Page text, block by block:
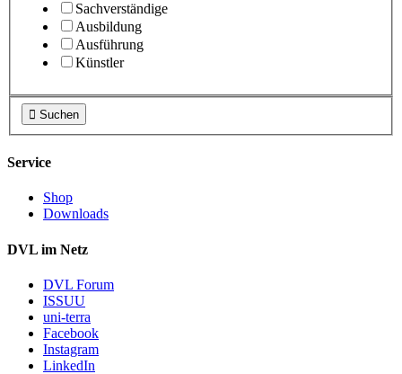
Sachverständige
Ausbildung
Ausführung
Künstler
 Suchen
Service
Shop
Downloads
DVL im Netz
DVL Forum
ISSUU
uni-terra
Facebook
Instagram
LinkedIn